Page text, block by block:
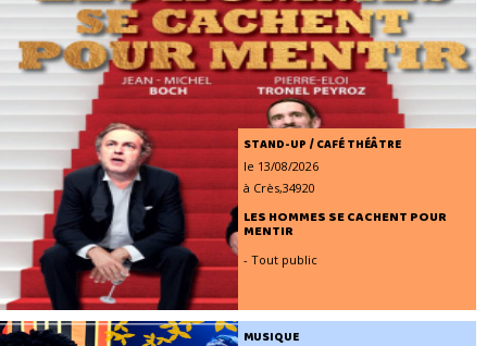
STAND-UP / CAFÉ THÉÂTRE
le 13/08/2026
à Crès,34920
LES HOMMES SE CACHENT POUR
MENTIR
- Tout public
MUSIQUE